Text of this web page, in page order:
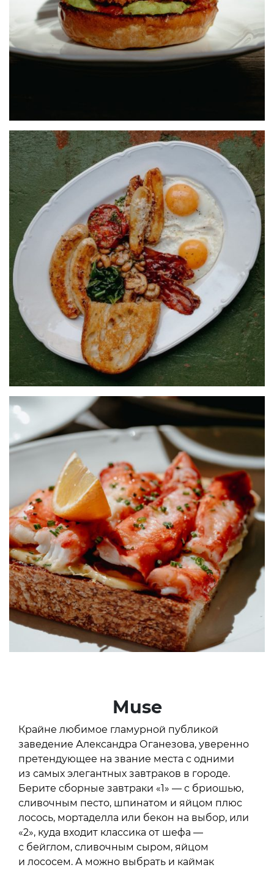
Muse
Крайне любимое гламурной публикой
заведение Александра Оганезова, уверенно
претендующее на звание места с одними
из самых элегантных завтраков в городе.
Берите сборные завтраки «1» — с бриошью,
сливочным песто, шпинатом и яйцом плюс
лосось, мортаделла или бекон на выбор, или
«2», куда входит классика от шефа —
с бейглом, сливочным сыром, яйцом
и лососем. А можно выбрать и каймак